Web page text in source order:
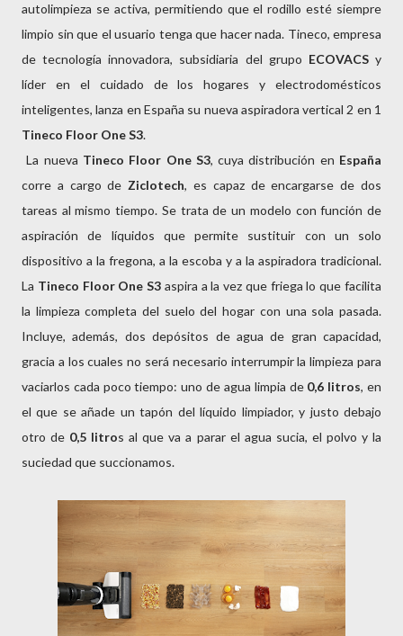
autolimpieza se activa, permitiendo que el rodillo esté siempre
limpio sin que el usuario tenga que hacer nada. Tineco, empresa
de tecnología innovadora, subsidiaria del grupo ECOVACSy
líder en el cuidado de los hogares y electrodomésticos
inteligentes, lanza en España su nueva aspiradora vertical 2 en 1
Tineco Floor One S3.
La nueva Tineco Floor One S3, cuya distribución en España
corre a cargo de Ziclotech, es capaz de encargarse de dos
tareas al mismo tiempo. Se trata de un modelo con función de
aspiración de líquidos que permite sustituir con un solo
dispositivo a la fregona, a la escoba y a la aspiradora tradicional.
La Tineco Floor One S3 aspira a la vez que friega lo que facilita
la limpieza completa del suelo del hogar con una sola pasada.
Incluye, además, dos depósitos de agua de gran capacidad,
gracia a los cuales no será necesario interrumpir la limpieza para
vaciarlos cada poco tiempo: uno de agua limpia de0,6 litros, en
el que se añade un tapón del líquido limpiador, y justo debajo
otro de 0,5 litros al que va a parar el agua sucia, el polvo y la
suciedad que succionamos.